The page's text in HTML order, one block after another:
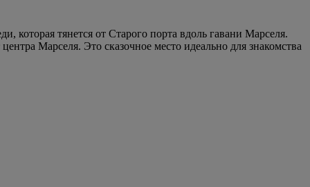
тянется от Старого порта вдоль гавани Марселя.
Марселя. Это сказочное место идеально для знакомства